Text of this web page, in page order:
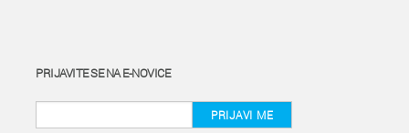
PRIJAVITE SE NA E-NOVICE
PRIJAVI ME